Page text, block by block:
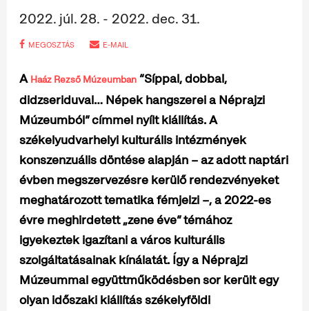
2022. júl. 28. - 2022. dec. 31.
MEGOSZTÁS E-MAIL
A Haáz Rezső Múzeumban “Síppal, dobbal,
didzseriduval… Népek hangszerei a Néprajzi
Múzeumból” címmel nyílt kiállítás. A
székelyudvarhelyi kulturális intézmények
konszenzuális döntése alapján – az adott naptári
évben megszervezésre kerülő rendezvényeket
meghatározott tematika fémjelzi –, a 2022-es
évre meghirdetett „zene éve” témához
igyekeztek igazítani a város kulturális
szolgáltatásainak kínálatát. Így a Néprajzi
Múzeummal együttműködésben sor került egy
olyan időszaki kiállítás székelyföldi